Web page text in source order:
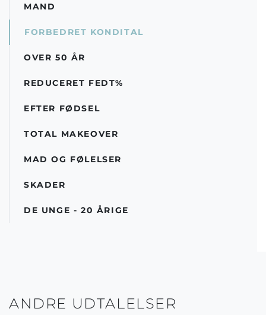
MAND
FORBEDRET KONDITAL
OVER 50 ÅR
REDUCERET FEDT%
EFTER FØDSEL
TOTAL MAKEOVER
MAD OG FØLELSER
SKADER
DE UNGE - 20 ÅRIGE
ANDRE UDTALELSER